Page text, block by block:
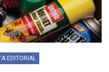
EDITORIAL